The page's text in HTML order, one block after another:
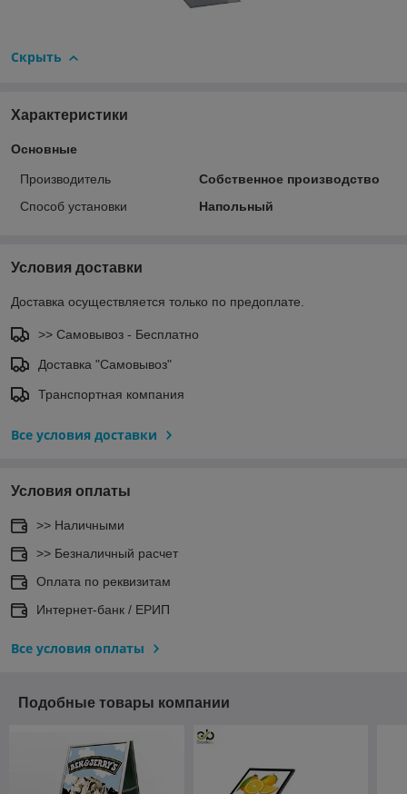
Скрыть
Характеристики
Основные
Производитель
Собственное производство
Способ установки
Напольный
Условия доставки
Доставка осуществляется только по предоплате.
>> Самовывоз - Бесплатно
Доставка "Самовывоз"
Транспортная компания
Все условия доставки
Условия оплаты
>> Наличными
>> Безналичный расчет
Оплата по реквизитам
Интернет-банк / ЕРИП
Все условия оплаты
Подобные товары компании